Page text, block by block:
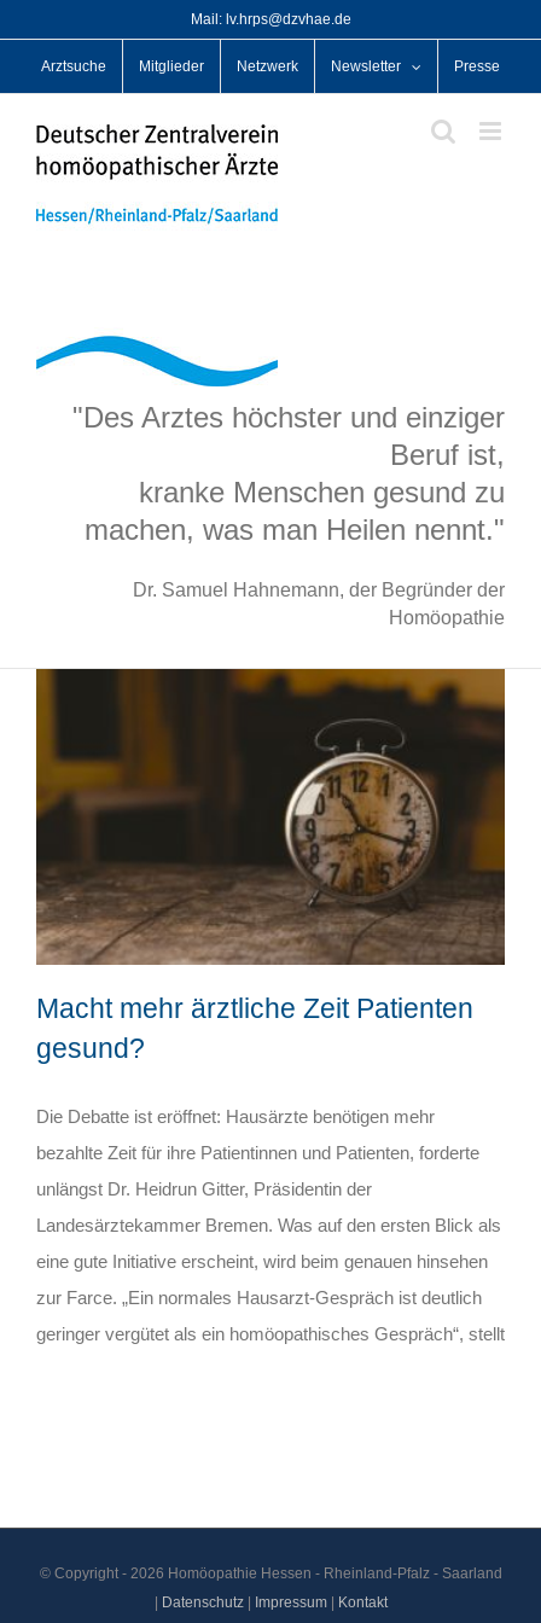
springen
Mail: lv.hrps@dzvhae.de
Arztsuche Mitglieder Netzwerk Newsletter Presse
"Des Arztes höchster und einziger
Beruf ist,
kranke Menschen gesund zu
machen, was man Heilen nennt."
Dr. Samuel Hahnemann, der Begründer der
Homöopathie
Macht mehr ärztliche Zeit Patienten
gesund?
Die Debatte ist eröffnet: Hausärzte benötigen mehr
bezahlte Zeit für ihre Patientinnen und Patienten, forderte
unlängst Dr. Heidrun Gitter, Präsidentin der
Landesärztekammer Bremen. Was auf den ersten Blick als
eine gute Initiative erscheint, wird beim genauen hinsehen
zur Farce. „Ein normales Hausarzt-Gespräch ist deutlich
geringer vergütet als ein homöopathisches Gespräch“, stellt
© Copyright - 2026 Homöopathie Hessen - Rheinland-Pfalz - Saarland
Datenschutz| Impressum| Kontakt